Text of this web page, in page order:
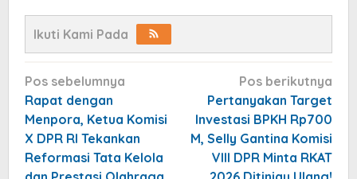
Ikuti Kami Pada
Navigasi
pos
Pos sebelumnya
Rapat dengan
Menpora, Ketua Komisi
X DPR RI Tekankan
Reformasi Tata Kelola
Pos berikutnya
Pertanyakan Target
Investasi BPKH Rp700
M, Selly Gantina Komisi
VIII DPR Minta RKAT